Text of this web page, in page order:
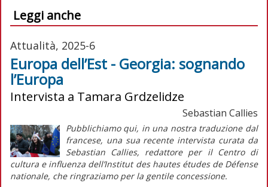
Leggi anche
Attualità, 2025-6
Europa dell’Est - Georgia: sognando
l’Europa
Intervista a Tamara Grdzelidze
Sebastian Callies
Pubblichiamo qui, in una nostra traduzione dal
francese, una sua recente intervista curata da
Sebastian Callies, redattore per il Centro di
cultura e influenza dell’Institut des hautes études de Défense
nationale, che ringraziamo per la gentile concessione.